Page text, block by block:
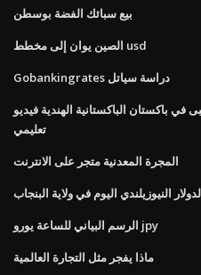
بيع سبائك الفضة بوسطن
الصين يوان إلى مخطط usd
Gobankingrates دراسة سياتل
في باكستان الباكستانية الهندية فيديو
تعليمي
المجرة المعدنية متجر على الانترنت
النيوزيلندي اليوم في ولاية البنجاب
الرسم البياني للساعة يورو jpy
ماذا يفجر مثل التجارة العالمية